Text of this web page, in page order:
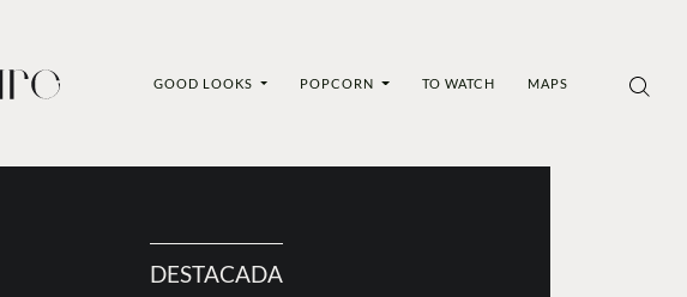
GOOD LOOKS POPCORN TO WATCH MAPS
DESTACADA